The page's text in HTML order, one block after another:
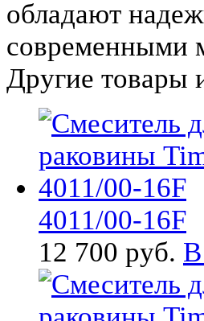
обладают
современными
Другие товары
4011/00-16F
12 700 руб.